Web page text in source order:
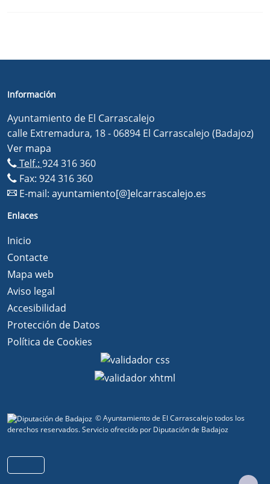
Información
Ayuntamiento de El Carrascalejo
calle Extremadura, 18 - 06894 El Carrascalejo (Badajoz)
Ver mapa
Telf.: 924 316 360
Fax: 924 316 360
E-mail: ayuntamiento[@]elcarrascalejo.es
Enlaces
Inicio
Contacte
Mapa web
Aviso legal
Accesibilidad
Protección de Datos
Política de Cookies
© Ayuntamiento de El Carrascalejo todos los
derechos reservados.Servicio ofrecido por Diputación de Badajoz